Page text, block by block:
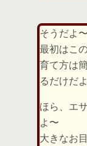
そうだよ〜
最初はこ
育て方は
るだけだよ
ほら、エ
よ〜
大きなお